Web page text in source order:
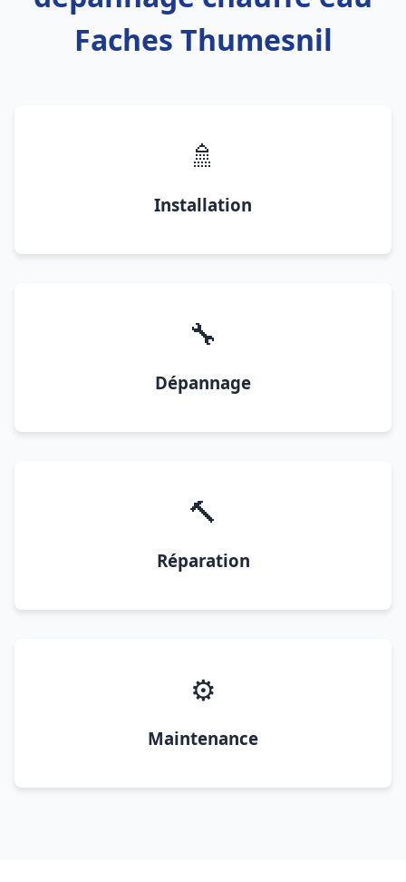
Faches Thumesnil
🚿
Installation
🔧
Dépannage
🔨
Réparation
⚙️
Maintenance